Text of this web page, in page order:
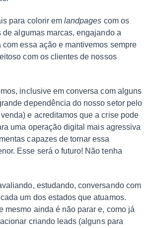
para colorir emlandpages com os
de algumas marcas, engajando a
com essa ação e mantivemos sempre
com os clientes de nossos
inclusive em conversa com alguns
dependência do nosso setor pelo
e acreditamos que a crise pode
uma operação digital mais agressiva
capazes de tornar essa
Esse será o futuro! Não tenha
estudando, conversando com
um dos estados que atuamos.
mesmo ainda é não parar e, como já
criando leads (alguns para